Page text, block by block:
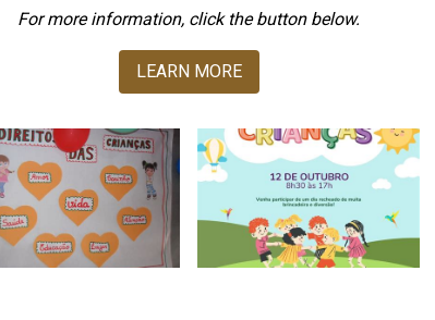
For more information, click the button below.
LEARN MORE